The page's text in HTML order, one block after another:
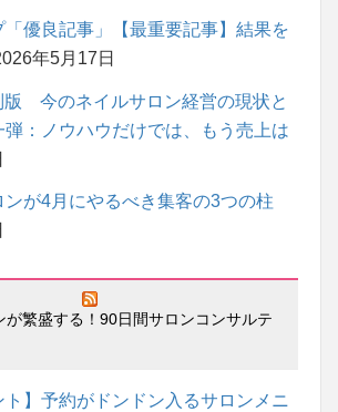
「優良記事」【最重要記事】結果を
年5月17日
版 今のネイルサロン経営の現状と
：ノウハウだけでは、もう売上は
が4月にやるべき集客の3つの柱
が繁盛する！90日間サロンコンサルテ
ト】予約がドンドン入るサロンメニ